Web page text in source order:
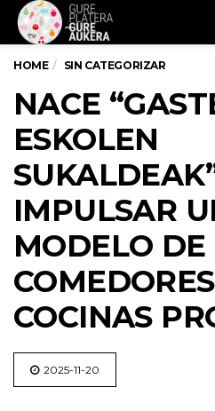
HOME SIN CATEGORIZAR
NACE
ESKOLEN
IMPULSAR
MODELO DE
COCINAS
2025-11-20